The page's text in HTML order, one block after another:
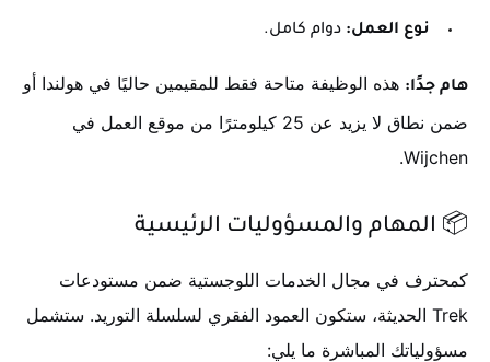
نوع العمل: دوام كامل.
هام جدًا: هذه الوظيفة متاحة فقط للمقيمين حاليًا في هولندا أو
ضمن نطاق لا يزيد عن 25 كيلومترًا من موقع العمل في
Wijchen.
📦 المهام والمسؤوليات الرئيسية
كمحترف في مجال الخدمات اللوجستية ضمن مستودعات
Trek الحديثة، ستكون العمود الفقري لسلسلة التوريد. ستشمل
مسؤولياتك المباشرة ما يلي: